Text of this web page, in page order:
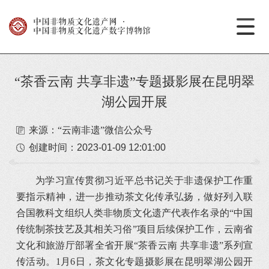
中国非物质文化遗产网
·
中国非物质文化遗产数字博物馆
“茶香云南 共享非遗”专题摄影展在昆明翠
湖公园开展
来源：“云南非遗”微信公众号
创建时间： 2023-01-09 12:01:00
为学习宣传贯彻习近平总书记关于非遗保护工作重
要指示精神，进一步推动茶文化传承弘扬，做好列入联
合国教科文组织人类非物质文化遗产代表作名录的“中国
传统制茶技艺及其相关习俗”项目后续保护工作，云南省
文化和旅游厅部署全省开展“茶香云南 共享非遗”系列宣
传活动。1月6日，茶文化专题摄影展在昆明翠湖公园开